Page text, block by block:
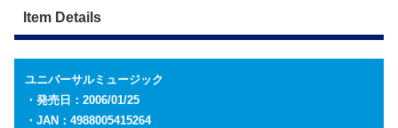
Item Details
ユニバーサルミュージック
・発売日：2006/01/25
・JAN：4988005415264